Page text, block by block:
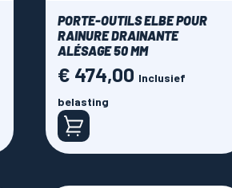
PORTE-OUTILS ELBE POUR
RAINURE DRAINANTE
ALÉSAGE 50 MM
Prijs
€ 474,00 Inclusief
belasting